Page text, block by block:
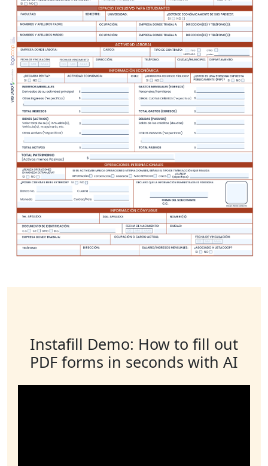
Instafill Demo: How to fill out
PDF forms in seconds with AI